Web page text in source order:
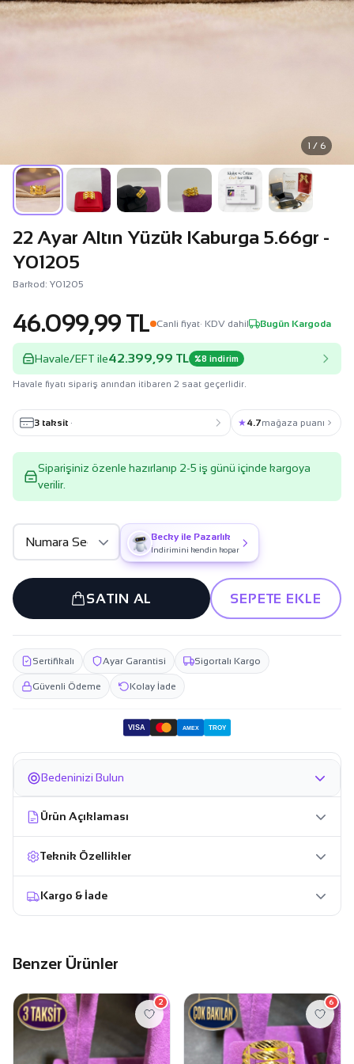
1 / 6
22 Ayar Altın Yüzük Kaburga 5.66gr -
Y01205
Barkod: Y01205
46.099,99 TL Canli fiyat· KDV dahil Bugün Kargoda
Havale/EFT ile42.399,99 TL %8 indirim
Havale fiyatı sipariş anından itibaren 2 saat geçerlidir.
3 taksit · ★4.7mağaza puanı
Siparişiniz özenle hazırlanıp 2-5 iş günü içinde kargoya
verilir.
Becky ile Pazarlık
İndirimini kendin kopar
SATIN AL SEPETE EKLE
Sertifikalı Ayar Garantisi Sigortalı Kargo
Güvenli Ödeme Kolay İade
VISA AMEX TROY
Bedeninizi Bulun
Ürün Açıklaması
Teknik Özellikler
Kargo & İade
Benzer Ürünler
2 6